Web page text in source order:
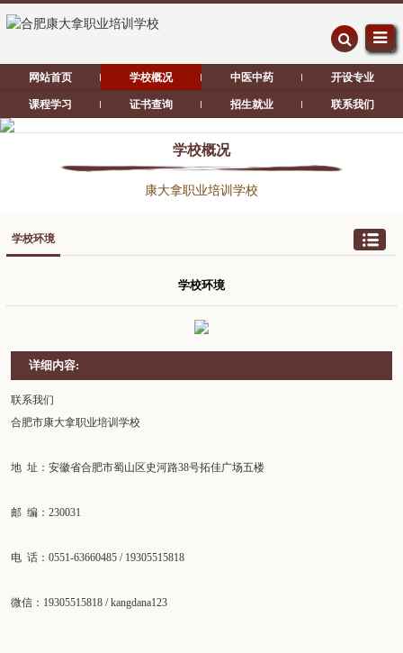
网站首页 学校概况 中医中药 开设专业
课程学习 证书查询 招生就业 联系我们
学校概况
康大拿职业培训学校
学校环境
学校环境
详细内容:
联系我们
合肥市康大拿职业培训学校
地 址：安徽省合肥市蜀山区史河路38号拓佳广场五楼
邮 编：230031
电 话：0551-63660485 / 19305515818
微信：19305515818 / kangdana123